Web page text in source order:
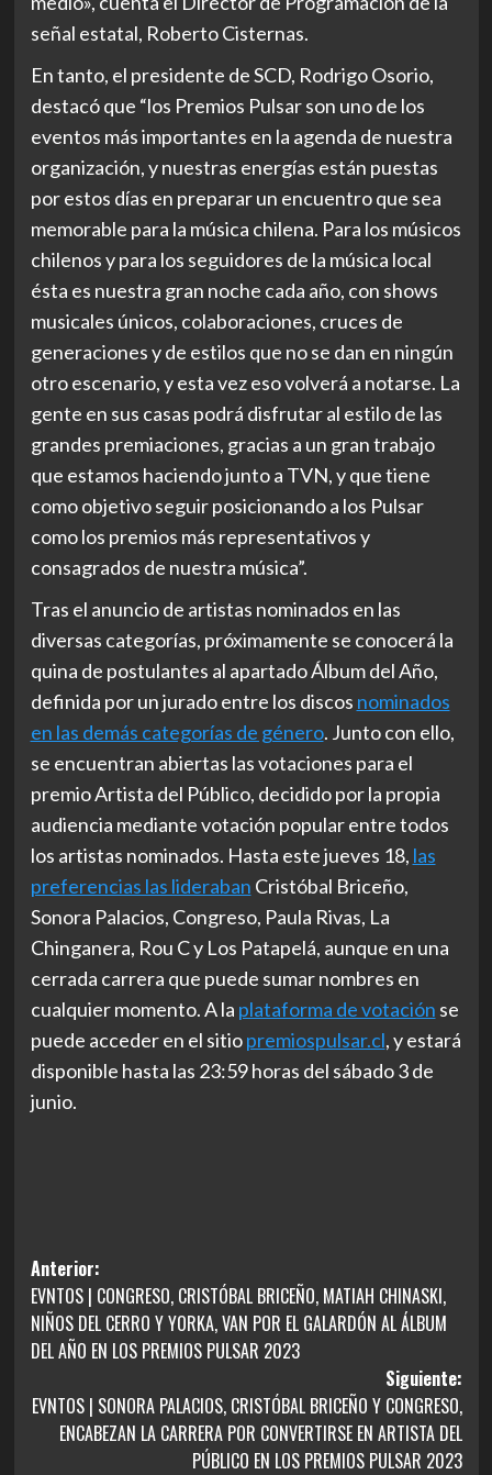
señal estatal, Roberto Cisternas.
En tanto, el presidente de SCD, Rodrigo Osorio,
destacó que “los Premios Pulsar son uno de los
eventos más importantes en la agenda de nuestra
organización, y nuestras energías están puestas
por estos días en preparar un encuentro que sea
memorable para la música chilena. Para los músicos
chilenos y para los seguidores de la música local
ésta es nuestra gran noche cada año, con shows
musicales únicos, colaboraciones, cruces de
generaciones y de estilos que no se dan en ningún
otro escenario, y esta vez eso volverá a notarse. La
gente en sus casas podrá disfrutar al estilo de las
grandes premiaciones, gracias a un gran trabajo
que estamos haciendo junto a TVN, y que tiene
como objetivo seguir posicionando a los Pulsar
como los premios más representativos y
consagrados de nuestra música”.
Tras el anuncio de artistas nominados en las
diversas categorías, próximamente se conocerá la
quina de postulantes al apartado Álbum del Año,
definida por un jurado entre los discos nominados
en las demás categorías de género. Junto con ello,
se encuentran abiertas las votaciones para el
premio Artista del Público, decidido por la propia
audiencia mediante votación popular entre todos
los artistas nominados. Hasta este jueves 18, las
preferencias las lideraban Cristóbal Briceño,
Sonora Palacios, Congreso, Paula Rivas, La
Chinganera, Rou C y Los Patapelá, aunque en una
cerrada carrera que puede sumar nombres en
cualquier momento. A la plataforma de votación se
puede acceder en el sitiopremiospulsar.cl, y estará
disponible hasta las 23:59 horas del sábado 3 de
junio.
Navegación
de
entradas
Anterior:
EVNTOS | CONGRESO, CRISTÓBAL BRICEÑO, MATIAH CHINASKI,
NIÑOS DEL CERRO Y YORKA, VAN POR EL GALARDÓN AL ÁLBUM
DEL AÑO EN LOS PREMIOS PULSAR 2023
Siguiente:
EVNTOS | SONORA PALACIOS, CRISTÓBAL BRICEÑO Y CONGRESO,
ENCABEZAN LA CARRERA POR CONVERTIRSE EN ARTISTA DEL
PÚBLICO EN LOS PREMIOS PULSAR 2023